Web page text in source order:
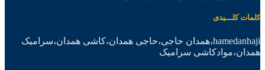
کلمات کلـــیدی
hamedanhaji،همدان حاجی،حاجی همدان،کاشی همدان،سرامیک
همدان،موادکاشی سرامیک